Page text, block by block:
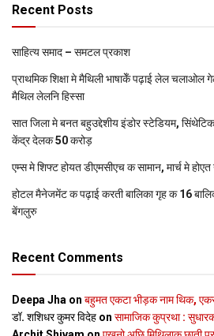
Recent Posts
साहित्य समाद – समटल प्रकाश
प्राथमिक शि‍क्षा मे मैथि‍ली भाषाकेँ पढ़ाई लेल
मैथिल लेलनि हिस्सा
सात जिला मे बनत बहुउद्देशीय इंडोर स्‍टेडि‍यम,
केंद्र देलक 50 करोड़
एम्स मे शिफ्ट होयत डीएमसीएच क सामान, मार्च मे
होटल मैनेजमेंट क पढ़ाई करती बालिका गृह क 16
बेंगलुरु
Recent Comments
Deepa Jha on बहुमत एकटा भीड़क नाम थिक,
डॉ. शशिधर कुमर विदेह on सामाजिक कुप्रथा :